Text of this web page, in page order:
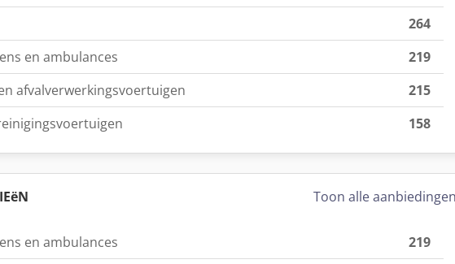
264
en ambulances
219
afvalverwerkingsvoertuigen
215
158
Toon alle
en ambulances
219